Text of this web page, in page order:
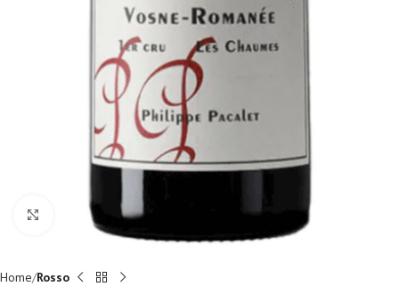
Fai clic per ingrandire
Home Rosso